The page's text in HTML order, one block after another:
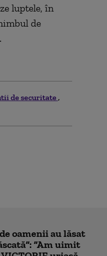
luptele, în
de
de securitate
oamenii au lăsat
”Am uimit